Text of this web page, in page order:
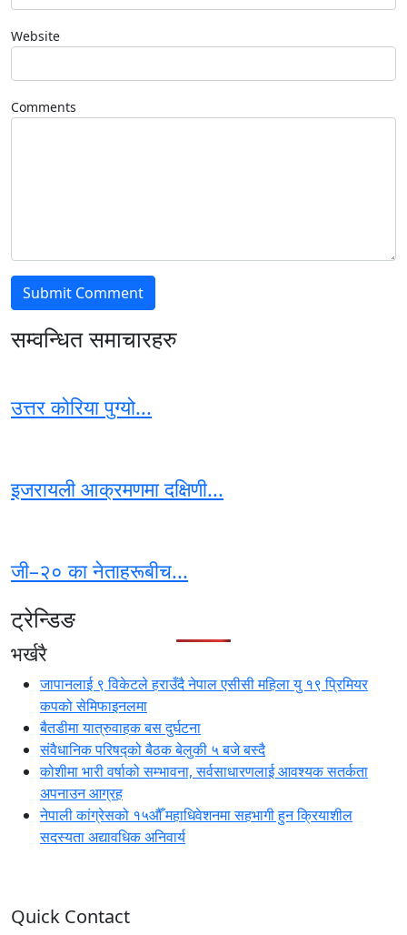
Website
Comments
सम्वन्धित समाचारहरु
उत्तर कोरिया पुग्यो...
इजरायली आक्रमणमा दक्षिणी...
जी–२० का नेताहरूबीच...
ट्रेन्डिङ
भर्खरै
जापानलाई ९ विकेटले हराउँदै नेपाल एसीसी महिला यु १९ प्रिमियर
कपको सेमिफाइनलमा
बैतडीमा यात्रुवाहक बस दुर्घटना
संवैधानिक परिषद्को बैठक बेलुकी ५ बजे बस्दै
कोशीमा भारी वर्षाको सम्भावना, सर्वसाधारणलाई आवश्यक सतर्कता
अपनाउन आग्रह
नेपाली कांग्रेसको १५औँ महाधिवेशनमा सहभागी हुन क्रियाशील
सदस्यता अद्यावधिक अनिवार्य
Quick Contact